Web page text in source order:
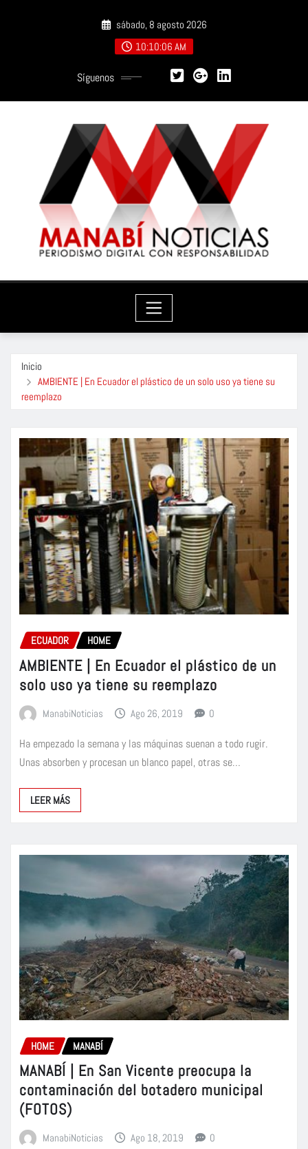
sábado, 8 agosto 2026
10:10:07 AM
Síguenos
Inicio
AMBIENTE | En Ecuador el plástico de un solo uso ya tiene su
reemplazo
ECUADOR HOME
AMBIENTE | En Ecuador el plástico de un
solo uso ya tiene su reemplazo
ManabiNoticias Ago 26, 2019 0
Ha empezado la semana y las máquinas suenan a todo rugir.
Unas absorben y procesan un blanco papel, otras se…
LEER MÁS
HOME MANABÍ
MANABÍ | En San Vicente preocupa la
contaminación del botadero municipal
(FOTOS)
ManabiNoticias Ago 18, 2019 0